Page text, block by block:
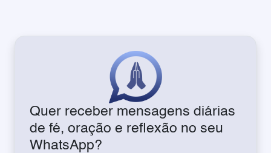
Quer receber mensagens diárias
de fé, oração e reflexão no seu
WhatsApp?